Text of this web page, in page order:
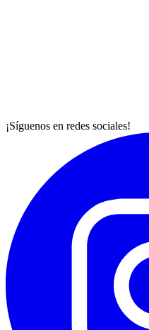
¡Síguenos en redes sociales!